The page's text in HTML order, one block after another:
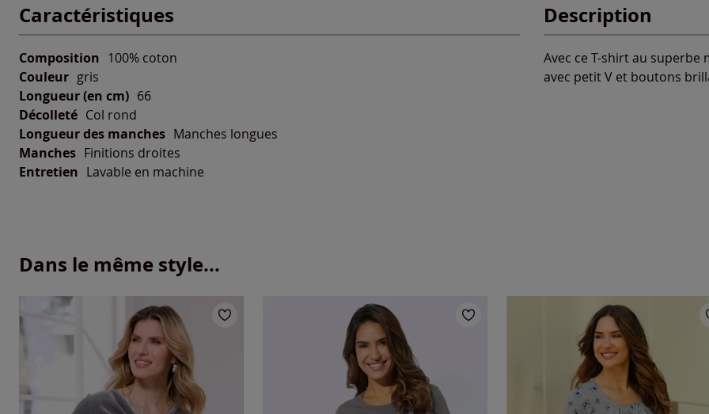
Caractéristiques
Composition 100% coton
Couleur gris
Longueur (en cm) 66
Décolleté Col rond
Longueur des manches Manches longues
Manches Finitions droites
Entretien Lavable en machine
Description
Avec ce T-shirt au
avec petit V et boutons
Dans le même style...